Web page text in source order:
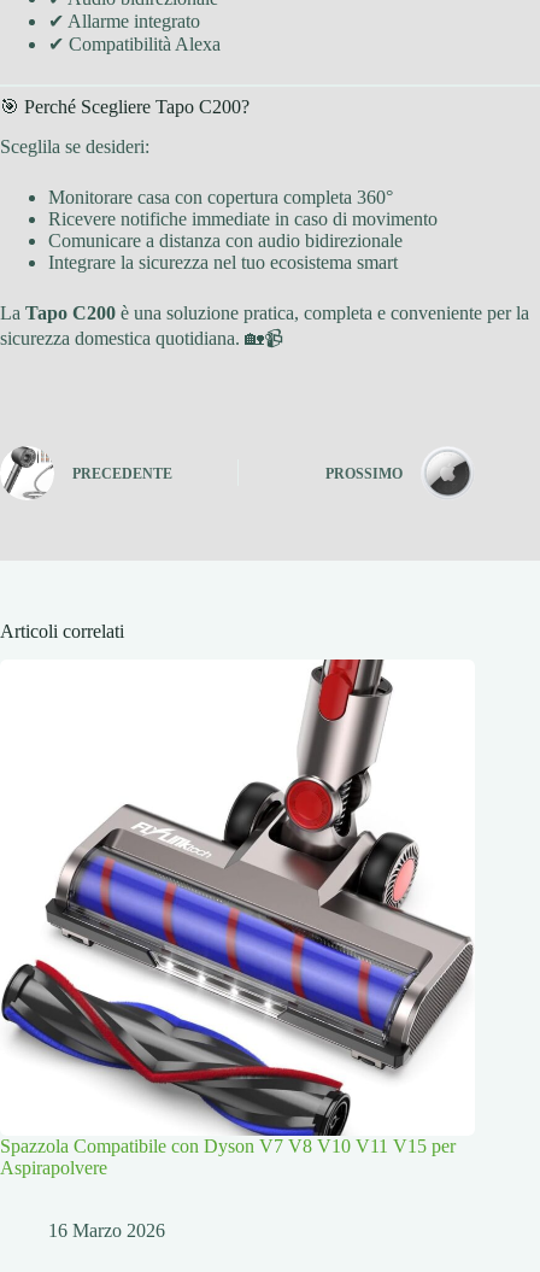
✔ Allarme integrato
✔ Compatibilità Alexa
🎯 Perché Scegliere Tapo C200?
Sceglila se desideri:
Monitorare casa con copertura completa 360°
Ricevere notifiche immediate in caso di movimento
Comunicare a distanza con audio bidirezionale
Integrare la sicurezza nel tuo ecosistema smart
La Tapo C200 è una soluzione pratica, completa e conveniente per la
sicurezza domestica quotidiana. 🏡📹
PRECEDENTE PROSSIMO
Articoli correlati
Spazzola Compatibile con Dyson V7 V8 V10 V11 V15 per
Aspirapolvere
16 Marzo 2026